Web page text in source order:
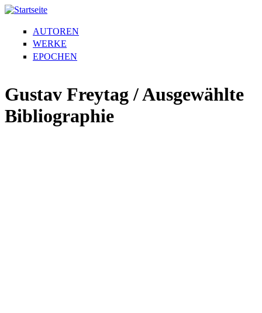
AUTOREN
WERKE
EPOCHEN
Gustav Freytag / Ausgewählte
Bibliographie